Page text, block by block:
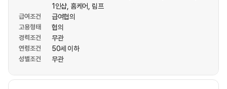
1인샵 홈케어 림프
급여조건 급여협의
고용형태 협의
경력조건 무관
연령조건 50세 이하
성별조건 무관
상호명